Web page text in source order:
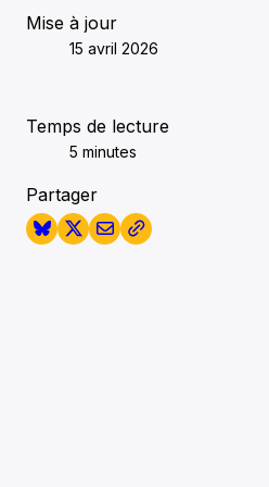
Mise à jour
15 avril 2026
Temps de lecture
5 minutes
Partager